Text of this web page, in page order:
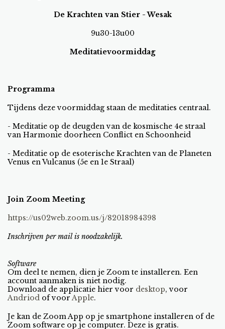
De Krachten van Stier - Wesak
9u30-13u00
Meditatievoormiddag
Programma
Tijdens deze voormiddag staan de meditaties centraal.
- Meditatie op de deugden van de kosmische 4e straal
van Harmonie doorheen Conflict en Schoonheid
- Meditatie op de esoterische Krachten van de Planeten
Venus en Vulcanus (5e en 1e Straal)
Join Zoom Meeting
https://us02web.zoom.us/j/82018984398
Inschrijven per mail is noodzakelijk.
Software
Om deel te nemen, dien je Zoom te installeren. Een
account aanmaken is niet nodig.
Download de applicatie hier voor desktop, voor
Andriod of voorApple.
Je kan de Zoom App op je smartphone installeren of de
Zoom software op je computer. Deze is gratis.